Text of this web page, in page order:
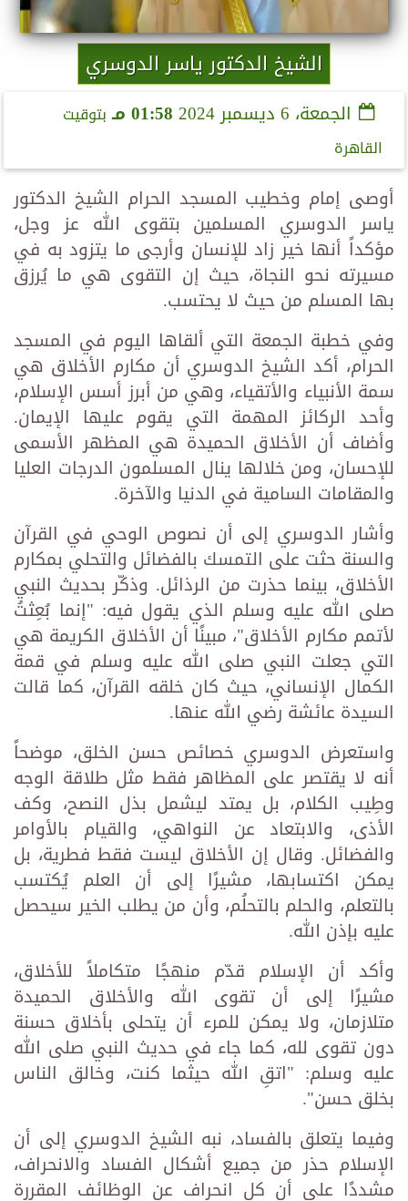
الشيخ الدكتور ياسر الدوسري
الجمعة، 6 ديسمبر 2024 01:58 مـ
بتوقيت
القاهرة
أوصى إمام وخطيب المسجد الحرام الشيخ الدكتور
ياسر الدوسري المسلمين بتقوى الله عز وجل،
مؤكداً أنها خير زاد للإنسان وأرجى ما يتزود به في
مسيرته نحو النجاة، حيث إن التقوى هي ما يُرزق
بها المسلم من حيث لا يحتسب.
وفي خطبة الجمعة التي ألقاها اليوم في المسجد
الحرام، أكد الشيخ الدوسري أن مكارم الأخلاق هي
سمة الأنبياء والأتقياء، وهي من أبرز أسس الإسلام،
وأحد الركائز المهمة التي يقوم عليها الإيمان.
وأضاف أن الأخلاق الحميدة هي المظهر الأسمى
للإحسان، ومن خلالها ينال المسلمون الدرجات العليا
والمقامات السامية في الدنيا والآخرة.
وأشار الدوسري إلى أن نصوص الوحي في القرآن
والسنة حثت على التمسك بالفضائل والتحلي بمكارم
الأخلاق، بينما حذرت من الرذائل. وذكّر بحديث النبي
صلى الله عليه وسلم الذي يقول فيه: "إنما بُعِثتُ
لأتمم مكارم الأخلاق"، مبينًا أن الأخلاق الكريمة هي
التي جعلت النبي صلى الله عليه وسلم في قمة
الكمال الإنساني، حيث كان خلقه القرآن، كما قالت
السيدة عائشة رضي الله عنها.
واستعرض الدوسري خصائص حسن الخلق، موضحاً
أنه لا يقتصر على المظاهر فقط مثل طلاقة الوجه
وطِيب الكلام، بل يمتد ليشمل بذل النصح، وكف
الأذى، والابتعاد عن النواهي، والقيام بالأوامر
والفضائل. وقال إن الأخلاق ليست فقط فطرية، بل
يمكن اكتسابها، مشيرًا إلى أن العلم يُكتسب
بالتعلم، والحلم بالتحلُم، وأن من يطلب الخير سيحصل
عليه بإذن الله.
وأكد أن الإسلام قدّم منهجًا متكاملاً للأخلاق،
مشيرًا إلى أن تقوى الله والأخلاق الحميدة
متلازمان، ولا يمكن للمرء أن يتحلى بأخلاق حسنة
دون تقوى لله، كما جاء في حديث النبي صلى الله
عليه وسلم: "اتقِ الله حيثما كنت، وخالق الناس
بخلق حسن".
وفيما يتعلق بالفساد، نبه الشيخ الدوسري إلى أن
الإسلام حذر من جميع أشكال الفساد والانحراف،
مشددًا على أن كل انحراف عن الوظائف المقررة